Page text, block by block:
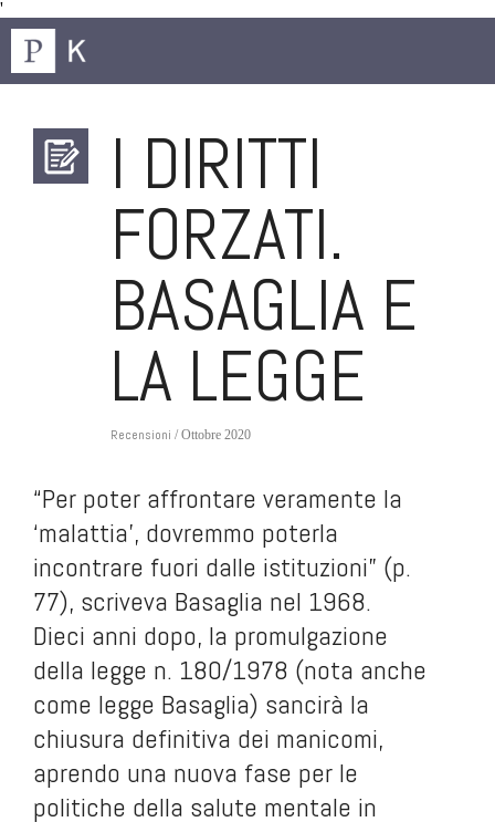
'
I DIRITTI
FORZATI.
BASAGLIA E
LA LEGGE
Recensioni / Ottobre 2020
“Per poter affrontare veramente la
‘malattia’, dovremmo poterla
incontrare fuori dalle istituzioni” (p.
77), scriveva Basaglia nel 1968.
Dieci anni dopo, la promulgazione
della legge n. 180/1978 (nota anche
come legge Basaglia) sancirà la
chiusura definitiva dei manicomi,
aprendo una nuova fase per le
politiche della salute mentale in